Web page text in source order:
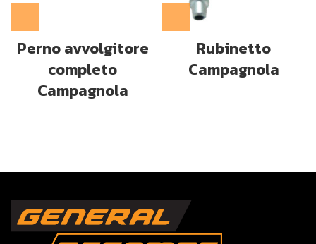
Perno avvolgitore
completo
Campagnola
Rubinetto
Campagnola